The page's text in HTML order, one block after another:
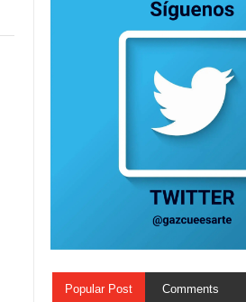
Popular Post Comments